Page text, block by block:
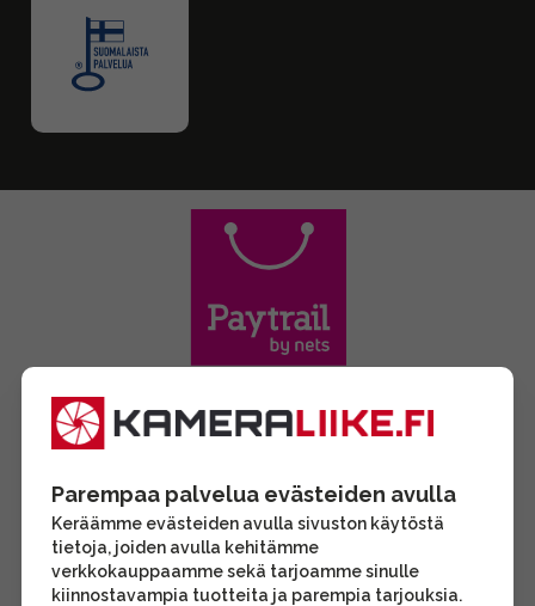
Parempaa palvelua evästeiden avulla
Keräämme evästeiden avulla sivuston käytöstä
tietoja, joiden avulla kehitämme
verkkokauppaamme sekä tarjoamme sinulle
kiinnostavampia tuotteita ja parempia tarjouksia.